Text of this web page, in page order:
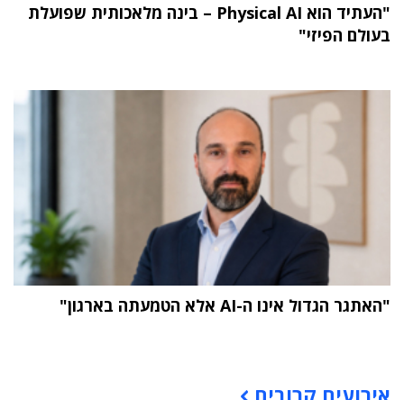
"העתיד הוא Physical AI – בינה מלאכותית שפועלת
בעולם הפיזי"
"האתגר הגדול אינו ה-AI אלא הטמעתה בארגון"
אירועים קרובים